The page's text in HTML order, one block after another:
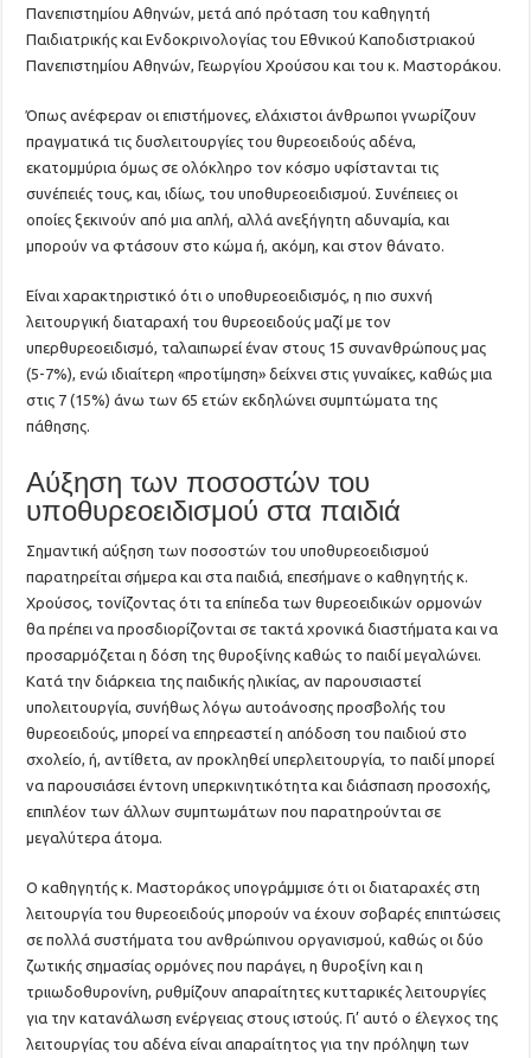
Πανεπιστημίου Αθηνών, μετά από πρόταση του καθηγητή
Παιδιατρικής και Ενδοκρινολογίας του Εθνικού Καποδιστριακού
Πανεπιστημίου Αθηνών, Γεωργίου Χρούσου και του κ. Μαστοράκου.
Όπως ανέφεραν οι επιστήμονες, ελάχιστοι άνθρωποι γνωρίζουν
πραγματικά τις δυσλειτουργίες του θυρεοειδούς αδένα,
εκατομμύρια όμως σε ολόκληρο τον κόσμο υφίστανται τις
συνέπειές τους, και, ιδίως, του υποθυρεοειδισμού. Συνέπειες οι
οποίες ξεκινούν από μια απλή, αλλά ανεξήγητη αδυναμία, και
μπορούν να φτάσουν στο κώμα ή, ακόμη, και στον θάνατο.
Είναι χαρακτηριστικό ότι ο υποθυρεοειδισμός, η πιο συχνή
λειτουργική διαταραχή του θυρεοειδούς μαζί με τον
υπερθυρεοειδισμό, ταλαιπωρεί έναν στους 15 συνανθρώπους μας
(5-7%), ενώ ιδιαίτερη «προτίμηση» δείχνει στις γυναίκες, καθώς μια
στις 7 (15%) άνω των 65 ετών εκδηλώνει συμπτώματα της
πάθησης.
Αύξηση των ποσοστών του
υποθυρεοειδισμού στα παιδιά
Σημαντική αύξηση των ποσοστών του υποθυρεοειδισμού
παρατηρείται σήμερα και στα παιδιά, επεσήμανε ο καθηγητής κ.
Χρούσος, τονίζοντας ότι τα επίπεδα των θυρεοειδικών ορμονών
θα πρέπει να προσδιορίζονται σε τακτά χρονικά διαστήματα και να
προσαρμόζεται η δόση της θυροξίνης καθώς το παιδί μεγαλώνει.
Κατά την διάρκεια της παιδικής ηλικίας, αν παρουσιαστεί
υπολειτουργία, συνήθως λόγω αυτοάνοσης προσβολής του
θυρεοειδούς, μπορεί να επηρεαστεί η απόδοση του παιδιού στο
σχολείο, ή, αντίθετα, αν προκληθεί υπερλειτουργία, το παιδί μπορεί
να παρουσιάσει έντονη υπερκινητικότητα και διάσπαση προσοχής,
επιπλέον των άλλων συμπτωμάτων που παρατηρούνται σε
μεγαλύτερα άτομα.
Ο καθηγητής κ. Μαστοράκος υπογράμμισε ότι οι διαταραχές στη
λειτουργία του θυρεοειδούς μπορούν να έχουν σοβαρές επιπτώσεις
σε πολλά συστήματα του ανθρώπινου οργανισμού, καθώς οι δύο
ζωτικής σημασίας ορμόνες που παράγει, η θυροξίνη και η
τριιωδοθυρονίνη, ρυθμίζουν απαραίτητες κυτταρικές λειτουργίες
για την κατανάλωση ενέργειας στους ιστούς. Γι’ αυτό ο έλεγχος της
λειτουργίας του αδένα είναι απαραίτητος για την πρόληψη των